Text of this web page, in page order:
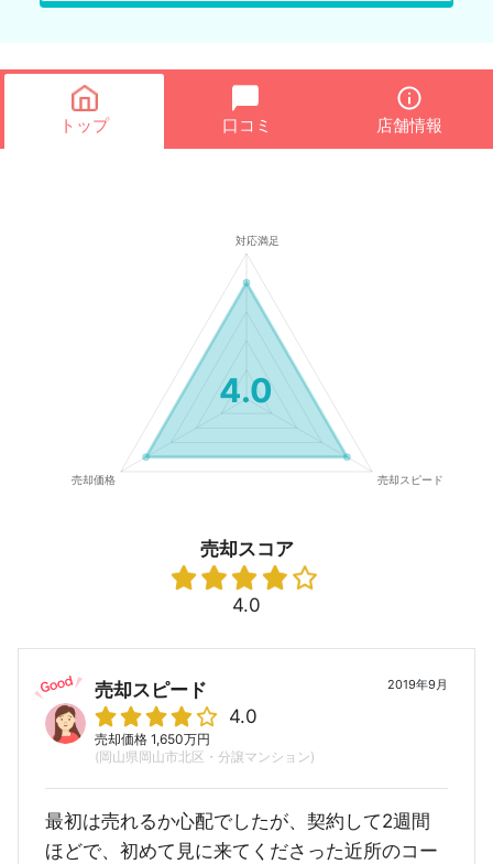
トップ 口コミ 店舗情報
4.0
売却スコア
4.0
2019年9月
売却スピード
4.0
売却価格 1,650万円
(岡山県岡山市北区・分譲マンション)
最初は売れるか心配でしたが、契約して2週間
ほどで、初めて見に来てくださった近所のコー